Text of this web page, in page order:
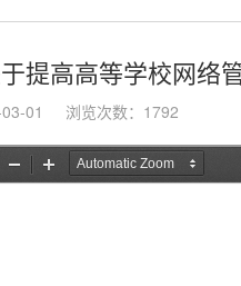
提高高等学校网络
01 浏览次数： 1792